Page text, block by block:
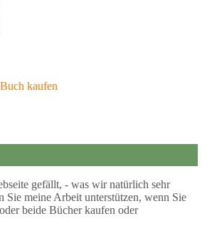
Buch kaufen
gefällt, - was wir natürlich sehr
Sie meine Arbeit unterstützen, wenn Sie
beide Bücher kaufen oder